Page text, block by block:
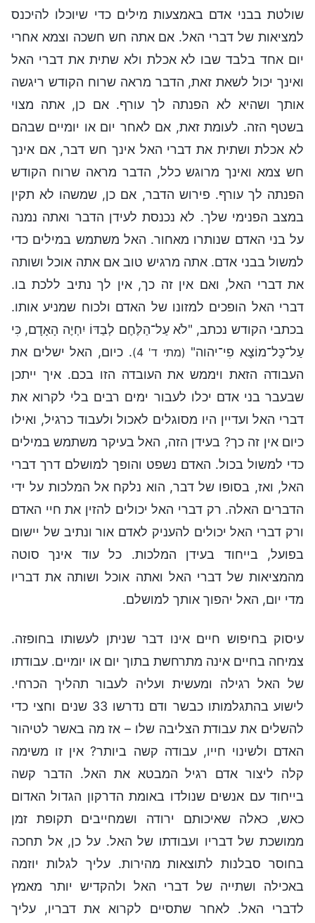
שולטת בבני אדם באמצעות מילים כדי שיוכלו להיכנס
למציאות של דברי האל. אם אתה חש חשכה וצמא אחרי
יום אחד בלבד שבו לא אכלת ולא שתית את דברי האל
ואינך יכול לשאת זאת, הדבר מראה שרוח הקודש ריגשה
אותך ושהיא לא הפנתה לך עורף. אם כן, אתה מצוי
בשטף הזה. לעומת זאת, אם לאחר יום או יומיים שבהם
לא אכלת ושתית את דברי האל אינך חש דבר, אם אינך
חש צמא ואינך מרוגש כלל, הדבר מראה שרוח הקודש
הפנתה לך עורף. פירוש הדבר, אם כן, שמשהו לא תקין
במצב הפנימי שלך. לא נכנסת לעידן הדבר ואתה נמנה
על בני האדם שנותרו מאחור. האל משתמש במילים כדי
למשול בבני אדם. אתה מרגיש טוב אם אתה אוכל ושותה
את דברי האל, ואם אין זה כך, אין לך נתיב ללכת בו.
דברי האל הופכים למזונו של האדם ולכוח שמניע אותו.
בכתבי הקודש נכתב, "לֹא עַל־הַלֶּחֶם לְבַדּוֹ יִחְיֶה הָאָדָם, כִּי
עַל־כָּל־מוֹצָא פִי־יהוה" (מתי ד' 4)
. כיום, האל ישלים את
העבודה הזאת ויממש את העובדה הזו בכם. איך ייתכן
שבעבר בני אדם יכלו לעבור ימים רבים בלי לקרוא את
דברי האל ועדיין היו מסוגלים לאכול ולעבוד כרגיל, ואילו
כיום אין זה כך? בעידן הזה, האל בעיקר משתמש במילים
כדי למשול בכול. האדם נשפט והופך למושלם דרך דברי
האל, ואז, בסופו של דבר, הוא נלקח אל המלכות על ידי
הדברים האלה. רק דברי האל יכולים להזין את חיי האדם
ורק דברי האל יכולים להעניק לאדם אור ונתיב של יישום
בפועל, בייחוד בעידן המלכות. כל עוד אינך סוטה
מהמציאות של דברי האל ואתה אוכל ושותה את דבריו
מדי יום, האל יהפוך אותך למושלם.
עיסוק בחיפוש חיים אינו דבר שניתן לעשותו בחופזה.
צמיחה בחיים אינה מתרחשת בתוך יום או יומיים. עבודתו
של האל רגילה ומעשית ועליה לעבור תהליך הכרחי.
לישוע בהתגלמותו כבשר ודם נדרשו 33 שנים וחצי כדי
להשלים את עבודת הצליבה שלו – אז מה באשר לטיהור
האדם ולשינוי חייו, עבודה קשה ביותר? אין זו משימה
קלה ליצור אדם רגיל המבטא את האל. הדבר קשה
בייחוד עם אנשים שנולדו באומת הדרקון הגדול האדום
כאש, כאלה שאיכותם ירודה ושמחייבים תקופת זמן
ממושכת של דבריו ועבודתו של האל. על כן, אל תחכה
בחוסר סבלנות לתוצאות מהירות. עליך לגלות יוזמה
באכילה ושתייה של דברי האל ולהקדיש יותר מאמץ
לדברי האל. לאחר שתסיים לקרוא את דבריו, עליך